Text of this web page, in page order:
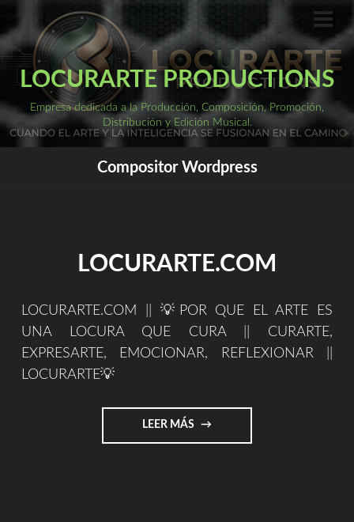
al
contenido
LOCURARTE PRODUCTIONS
Empresa dedicada a la Producción, Composición, Promoción,
Distribución y Edición Musical.
Compositor Wordpress
LOCURARTE.COM
LOCURARTE.COM || 💡POR QUE EL ARTE ES
UNA LOCURA QUE CURA || CURARTE,
EXPRESARTE, EMOCIONAR, REFLEXIONAR ||
LOCURARTE💡
LEER MÁS "LOCURARTE.COM"